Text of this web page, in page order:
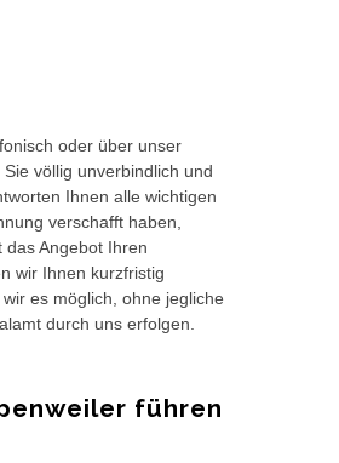
oder über unser
völlig unverbindlich und
Ihnen alle wichtigen
verschafft haben,
Angebot Ihren
wir Ihnen kurzfristig
es möglich, ohne jegliche
durch uns erfolgen.
führen